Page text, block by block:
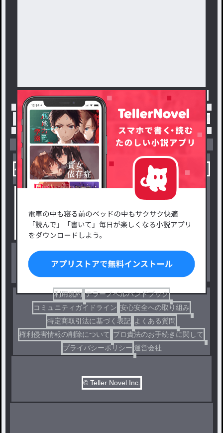
トップ 「にゃぴぴ㌠🐕️‼️」最新作：♡ give me
小説を探す
小説コンテスト応募・公募
出版・メディアミックス作品
ジャンルから探す
恋愛・ロマンス
ファンタジー・異世界・SF
ドラマ
利用規約 テラーノベルハンドブック
コミュニティガイドライン 安心安全への取り組み
特定商取引法に基づく表記 よくある質問
権利侵害情報の削除について プロ責法のお手続きに関して
プライバシーポリシー 運営会社
© Teller Novel Inc.